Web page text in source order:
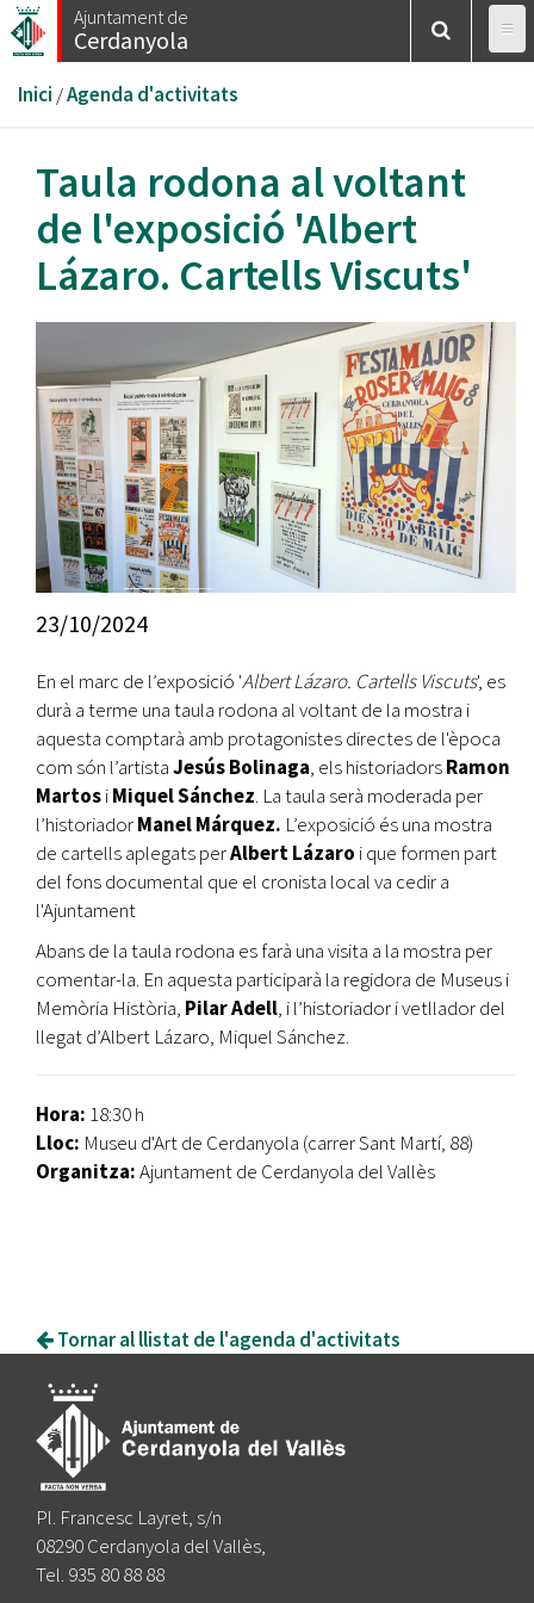
Vés
al
Ajuntament de
Cerdanyola
Esteu
aquí
Inici /Agenda d'activitats
Taula rodona al voltant
de l'exposició 'Albert
Lázaro. Cartells Viscuts'
23/10/2024
En el marc de l’exposició 'Albert Lázaro. Cartells Viscuts', es
durà a terme una taula rodona al voltant de la mostra i
aquesta comptarà amb protagonistes directes de l'època
com són l’artistaJesús Bolinaga, els historiadorsRamon
MartosiMiquel Sánchez. La taula serà moderada per
l’historiadorManel Márquez. L’exposició és una mostra
de cartells aplegats perAlbert Lázaro i que formen part
del fons documental que el cronista local va cedir a
l'Ajuntament
Abans de la taula rodona es farà una visita a la mostra per
comentar-la. En aquesta participarà la regidora de Museus i
Memòria Història, Pilar Adell, i l’historiador i vetllador del
llegat d’Albert Lázaro, Miquel Sánchez.
Hora: 18:30 h
Lloc: Museu d'Art de Cerdanyola (carrer Sant Martí, 88)
Organitza:Ajuntament de Cerdanyola del Vallès
Tornar al llistat de l'agenda d'activitats
Pl. Francesc Layret, s/n
08290 Cerdanyola del Vallès,
Tel. 935 80 88 88